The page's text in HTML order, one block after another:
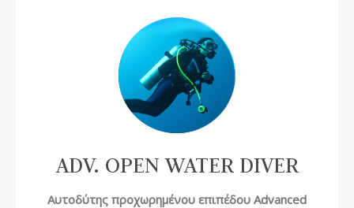
ADV. OPEN WATER DIVER
Αυτοδύτης προχωρημένου επιπέδου Advanced